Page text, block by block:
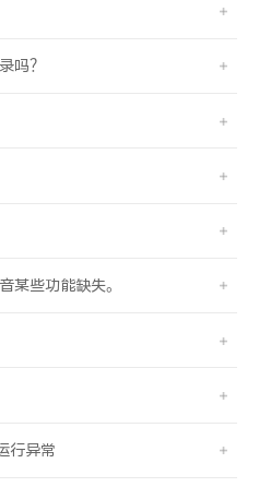
吗？
某些功能缺失。
行异常